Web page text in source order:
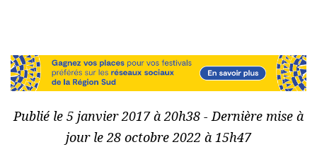
Publié le 5 janvier 2017 à 20h38 - Dernière mise à
jour le 28 octobre 2022 à 15h47